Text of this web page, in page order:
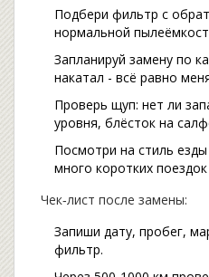
Подбери фильтр с
нормальной
Запланируй замену по
накатал - всё равно
Проверь щуп: нет ли
уровня, блёсток на
Посмотри на стиль
много коротких
Чек‑лист после замены:
Запиши дату, пробег,
фильтр.